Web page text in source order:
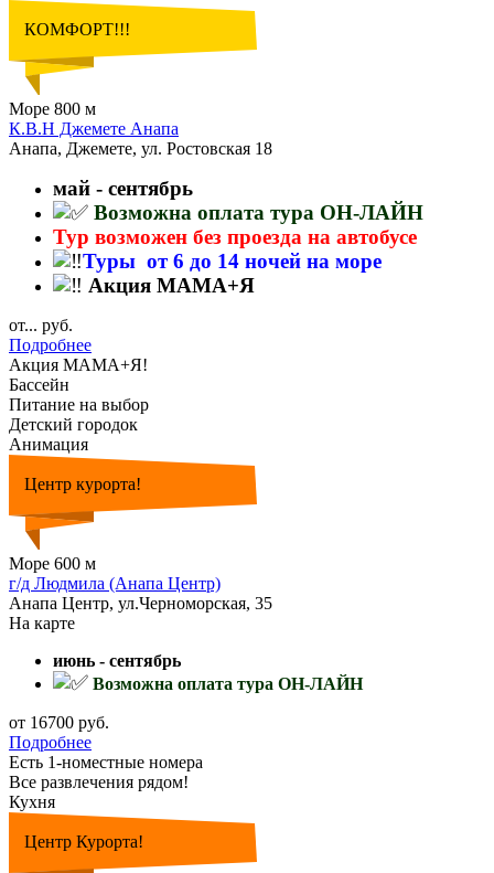
КОМФОРТ!!!
Море 800 м
К.В.Н Джемете Анапа
Анапа, Джемете, ул. Ростовская 18
май - сентябрь
Возможна оплата тура ОН-ЛАЙН
Тур возможен без проезда на автобусе
Туры от 6 до 14 ночей на море
Акция МАМА+Я
от... руб.
Подробнее
Акция МАМА+Я!
Бассейн
Питание на выбор
Детский городок
Анимация
Центр курорта!
Море 600 м
г/д Людмила (Анапа Центр)
Анапа Центр, ул.Черноморская, 35
На карте
июнь - сентябрь
Возможна оплата тура ОН-ЛАЙН
от 16700 руб.
Подробнее
Есть 1-номестные номера
Все развлечения рядом!
Кухня
Центр Курорта!